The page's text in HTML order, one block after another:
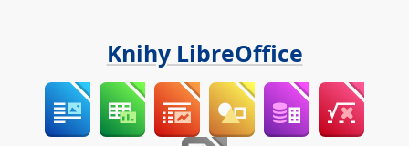
Knihy LibreOffice